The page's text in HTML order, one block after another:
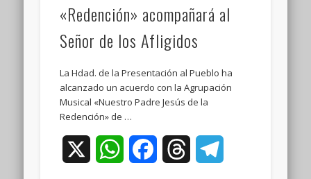
«Redención» acompañará al
Señor de los Afligidos
La Hdad. de la Presentación al Pueblo ha
alcanzado un acuerdo con la Agrupación
Musical «Nuestro Padre Jesús de la
Redención» de …
WhatsAppFacebookThreads